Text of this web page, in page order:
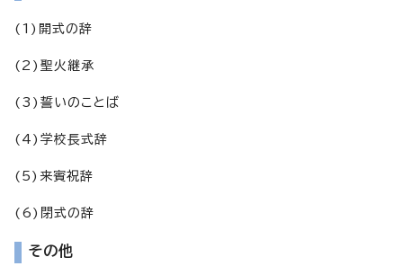
(1)開式の辞
(2)聖火継承
(3)誓いのことば
(4)学校長式辞
(5)来賓祝辞
(6)閉式の辞
その他